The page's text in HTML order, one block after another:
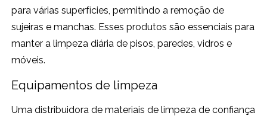
para várias superfícies, permitindo a remoção de
sujeiras e manchas. Esses produtos são essenciais para
manter a limpeza diária de pisos, paredes, vidros e
móveis.
Equipamentos de limpeza
Uma distribuidora de materiais de limpeza de confiança